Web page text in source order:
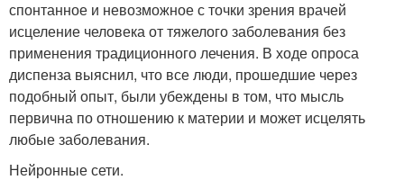
спонтанное и невозможное с точки зрения врачей
исцеление человека от тяжелого заболевания без
применения традиционного лечения. В ходе опроса
диспенза выяснил, что все люди, прошедшие через
подобный опыт, были убеждены в том, что мысль
первична по отношению к материи и может исцелять
любые заболевания.
Нейронные сети.